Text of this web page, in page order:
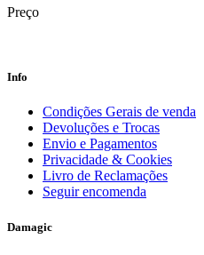
Preço
Info
Condições Gerais de venda
Devoluções e Trocas
Envio e Pagamentos
Privacidade & Cookies
Livro de Reclamações
Seguir encomenda
Damagic